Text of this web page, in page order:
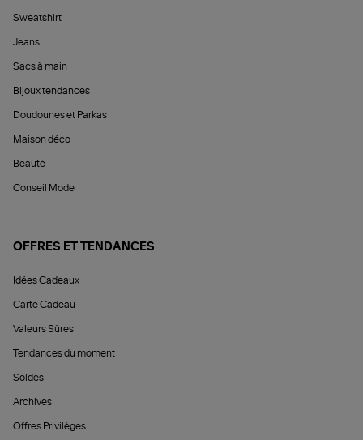
Sweatshirt
Jeans
Sacs à main
Bijoux tendances
Doudounes et Parkas
Maison déco
Beauté
Conseil Mode
OFFRES ET TENDANCES
Idées Cadeaux
Carte Cadeau
Valeurs Sûres
Tendances du moment
Soldes
Archives
Offres Privilèges